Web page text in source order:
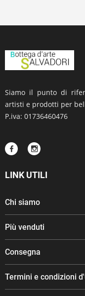
Siamo il punto di
artisti e prodotti per
P.iva: 01736460476
LINK UTILI
Chi siamo
Più venduti
Consegna
Termini e condizioni